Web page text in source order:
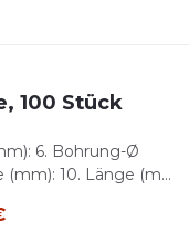
100 Stück
6. Bohrung-Ø
(mm): 10. Länge (m...